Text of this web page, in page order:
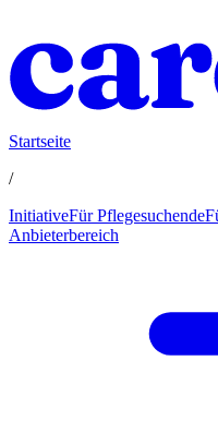
Startseite
/
InitiativeFür Pflegesuchende
Anbieterbereich